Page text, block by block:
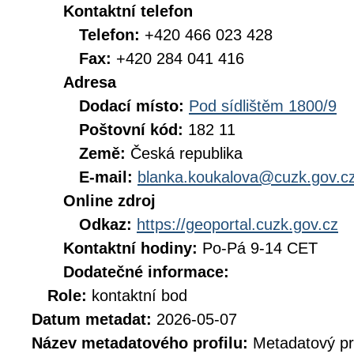
Kontaktní telefon
Telefon: +420 466 023 428
Fax: +420 284 041 416
Adresa
Dodací místo: Pod sídlištěm 1800/9
Poštovní kód: 182 11
Země: Česká republika
E-mail:
Online zdroj
Odkaz: https://geoportal.cuzk.gov.cz
Kontaktní hodiny: Po-Pá 9-14 CET
Dodatečné informace:
Role: kontaktní bod
Datum metadat: 2026-05-07
Název metadatového profilu: Metadatový